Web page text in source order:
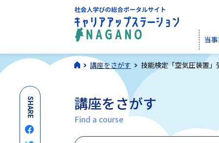
当
講座をさがす 技能検定「空気圧装置
講座をさがす
Find a course
SHARE